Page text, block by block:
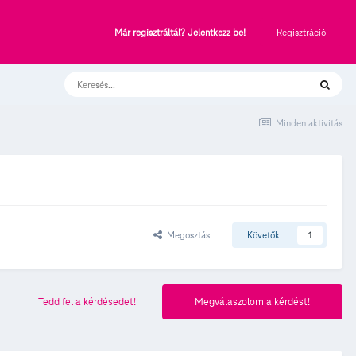
Már regisztráltál? Jelentkezz be! Regisztráció
Minden aktivitás
Megosztás Követők 1
Megválaszolom a kérdést!
Tedd fel a kérdésedet!